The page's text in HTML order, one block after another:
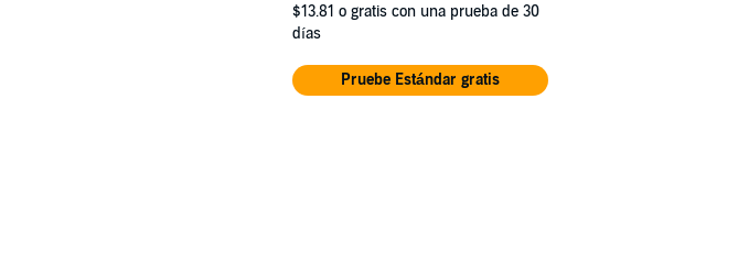
$13.81 o gratis con una prueba de 30
días
Pruebe Estándar gratis